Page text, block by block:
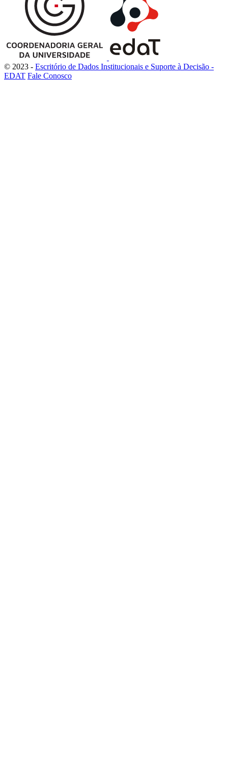
© 2023 - Escritório de Dados Institucionais e Suporte à Decisão -
EDAT Fale Conosco